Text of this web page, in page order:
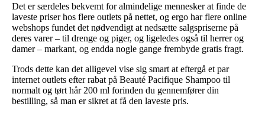
Det er særdeles bekvemt for almindelige mennesker at finde de
laveste priser hos flere outlets på nettet, og ergo har flere online
webshops fundet det nødvendigt at nedsætte salgspriserne på
deres varer – til drenge og piger, og ligeledes også til herrer og
damer – markant, og endda nogle gange frembyde gratis fragt.
Trods dette kan det alligevel vise sig smart at eftergå et par
internet outlets efter rabat på Beauté Pacifique Shampoo til
normalt og tørt hår 200 ml forinden du gennemfører din
bestilling, så man er sikret at få den laveste pris.